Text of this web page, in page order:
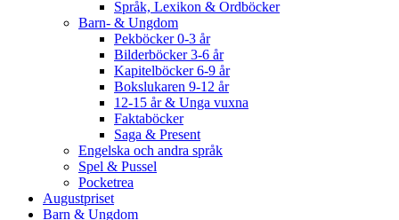
Språk, Lexikon & Ordböcker
Barn- & Ungdom
Pekböcker 0-3 år
Bilderböcker 3-6 år
Kapitelböcker 6-9 år
Bokslukaren 9-12 år
12-15 år & Unga vuxna
Faktaböcker
Saga & Present
Engelska och andra språk
Spel & Pussel
Pocketrea
Augustpriset
Barn & Ungdom